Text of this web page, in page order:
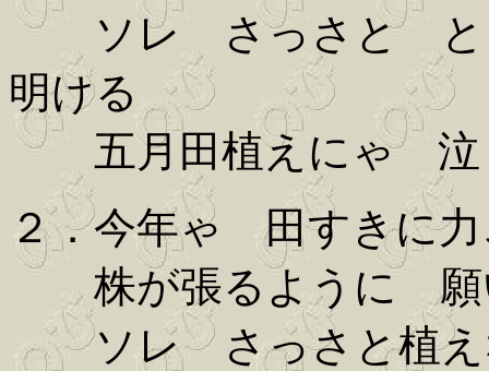
ソレ さっさと と
明ける
五月田植えにゃ 泣
２．今年ゃ 田すきに
株が張るように 願
ソレ さっさと植え